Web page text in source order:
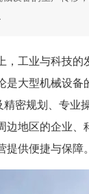
，工业与科技
是大型机械设
精密规划、专
边地区的企业
供便捷与保障。